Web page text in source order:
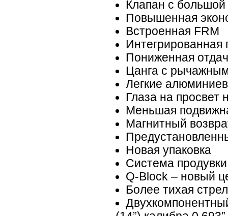
Клапан с большой
Повышенная
Встроенная FRM
Интегрированная
Пониженная
Цанга с
Легкие
Глаза на просвет
Меньшая
Магнитный
Новая упаковка
Система
Q-Block – новый
Более тихая